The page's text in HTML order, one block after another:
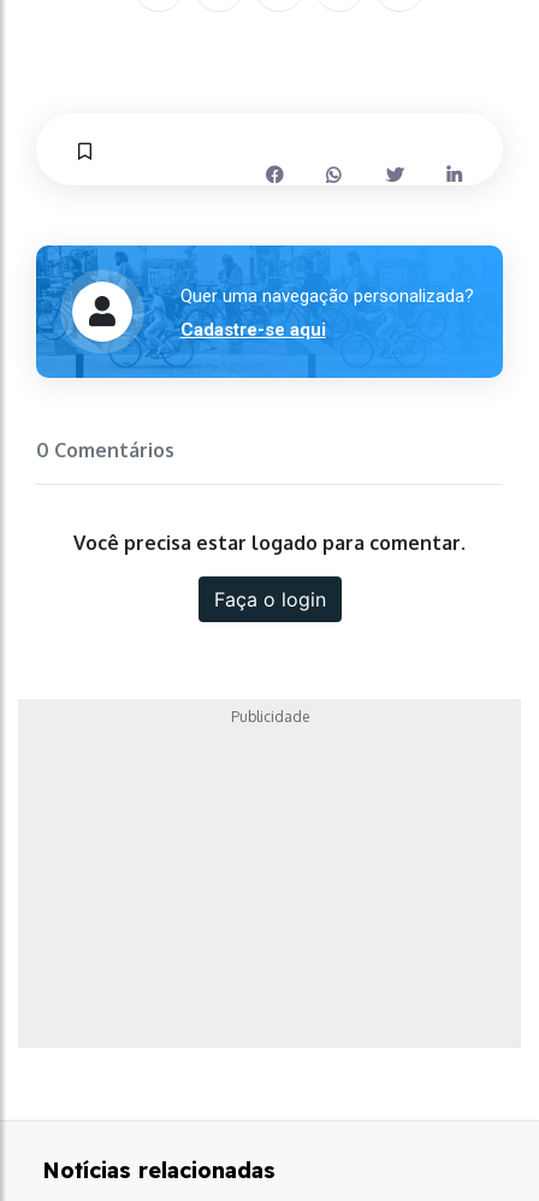
Quer uma navegação personalizada?
Cadastre-se aqui
0 Comentários
Você precisa estar logado para comentar.
Faça o login
Publicidade
Notícias relacionadas